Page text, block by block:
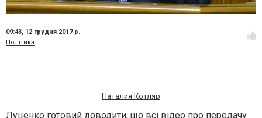
09:43, 12 грудня 2017 р.
Політика
Наталия Котляр
Луценко готовий доводити, що всі відео про передачу